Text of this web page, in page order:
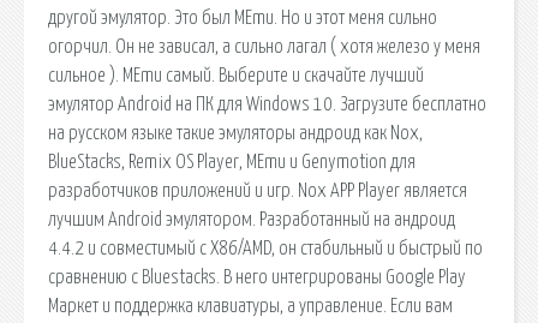
другой эмулятор. Это был MEmu. Но и этот меня сильно
огорчил. Он не зависал, а сильно лагал ( хотя железо у меня
сильное ). MEmu самый. Выберите и скачайте лучший
эмулятор Android на ПК для Windows 10. Загрузите бесплатно
на русском языке такие эмуляторы андроид как Nox,
BlueStacks, Remix OS Player, MEmu и Genymotion для
разработчиков приложений и игр. Nox APP Player является
лучшим Android эмулятором. Разработанный на андроид
4.4.2 и совместимый с X86/AMD, он стабильный и быстрый по
сравнению с Bluestacks. В него интегрированы Google Play
Маркет и поддержка клавиатуры, а управление. Если вам